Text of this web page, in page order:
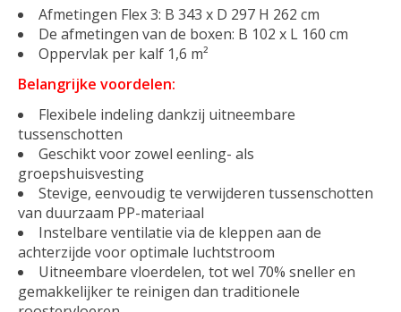
Afmetingen Flex 3: B 343 x D 297 H 262 cm
De afmetingen van de boxen: B 102 x L 160 cm
Oppervlak per kalf 1,6 m²
Belangrijke voordelen:
Flexibele indeling dankzij uitneembare
tussenschotten
Geschikt voor zowel eenling- als
groepshuisvesting
Stevige, eenvoudig te verwijderen tussenschotten
van duurzaam PP-materiaal
Instelbare ventilatie via de kleppen aan de
achterzijde voor optimale luchtstroom
Uitneembare vloerdelen, tot wel 70% sneller en
gemakkelijker te reinigen dan traditionele